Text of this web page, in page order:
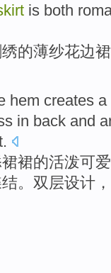
is both
的薄纱花边裙
hem creates
in back and
.
裙的活泼可
。双层设计，